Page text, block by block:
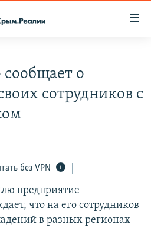
11 ИСТОРИЙ СОПРОТИВЛЕНИЯ
о
сотрудников с
без VPN
предприятие
что на его сотрудников
в разных регионах